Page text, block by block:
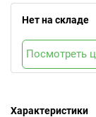
Характеристики
Нет на складе
Посмотреть